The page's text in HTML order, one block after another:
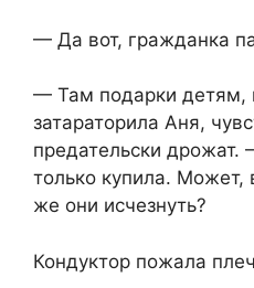
— Да вот, гражданка
— Там подарки детям,
затараторила Аня,
предательски дрожат.
только купила.
же они исчезнуть?
Кондуктор пожала